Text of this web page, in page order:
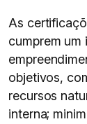
As
cumprem um
objetivos,
recursos
interna;